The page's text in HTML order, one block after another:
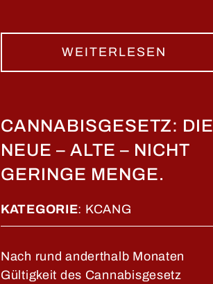
WEITERLESEN
CANNABISGESETZ: DIE
NEUE – ALTE – NICHT
GERINGE MENGE.
KATEGORIE: KCANG
Nach rund anderthalb Monaten
Gültigkeit des Cannabisgesetz